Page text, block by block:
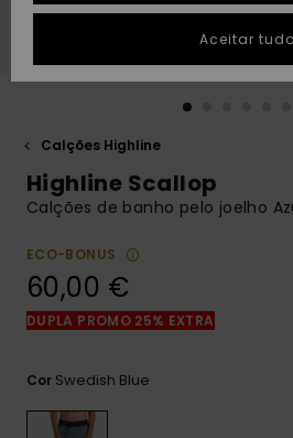
conversa para
obteres a
resposta mais
rápida à tua
conversa
Encontra
frequentes e o
PRESENTE
DESEJO
Calções Highline
Highline Scallop
Calções de banho pelo joelho
ECO-BONUS
60,00 €
DUPLA PROMO 25% EXTRA
Cor Swedish Blue
Aceitar tudo